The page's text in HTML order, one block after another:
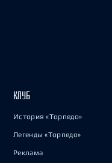
КЛУБ
История «Торпедо»
Легенды «Торпедо»
Реклама